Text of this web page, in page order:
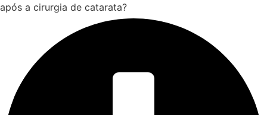
após a cirurgia de catarata?